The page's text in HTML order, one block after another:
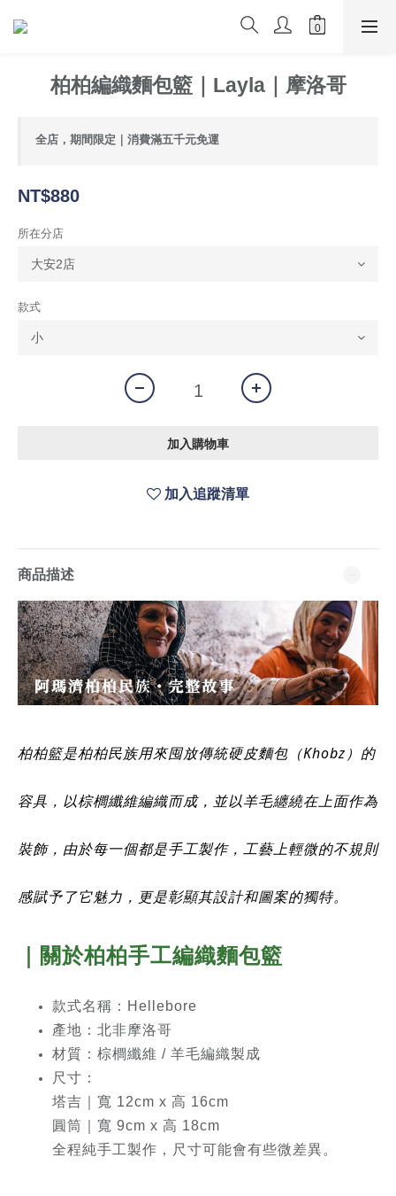
柏柏編織麵包籃｜Layla｜摩洛哥
全店，期間限定｜消費滿五千元免運
NT$880
所在分店
款式
加入購物車
加入追蹤清單
商品描述
柏柏籃是柏柏民族用來囤放傳統硬皮麵包（Khobz）的
容具，以棕櫚纖維編織而成，並以羊毛纏繞在上面作為
裝飾，由於每一個都是手工製作，工藝上輕微的不規則
感賦予了它魅力，更是彰顯其設計和圖案的獨特。
｜關於柏柏手工編織麵包籃
款式名稱：Hellebore
產地：北非摩洛哥
材質：棕櫚纖維 / 羊毛編織製成
尺寸：
塔吉｜寬 12cm x 高 16cm
圓筒｜寬 9cm x 高 18cm
全程純手工製作，尺寸可能會有些微差異。